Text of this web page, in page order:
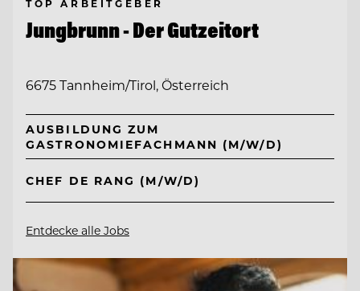
TOP ARBEITGEBER
Jungbrunn - Der Gutzeitort
6675 Tannheim/Tirol, Österreich
AUSBILDUNG ZUM
GASTRONOMIEFACHMANN (M/W/D)
CHEF DE RANG (M/W/D)
Entdecke alle Jobs